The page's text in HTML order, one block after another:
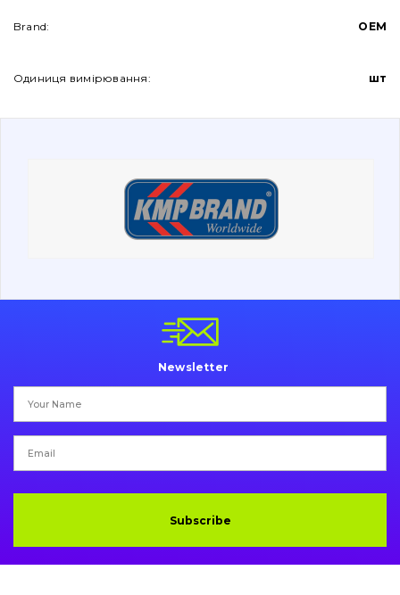
Contacts
Vacancies
G.E.T
Buffers and pads
Pins and bushings
написати
зателефонувати
Brand: OEM
Одиниця вимірювання: шт
Newsletter
Subscribe